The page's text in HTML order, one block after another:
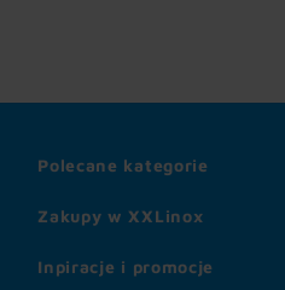
Zakupy w XXLinox
Inpiracje i promocje
Polecane kategorie